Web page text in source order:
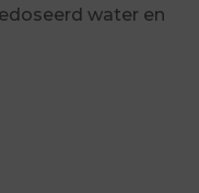
water en